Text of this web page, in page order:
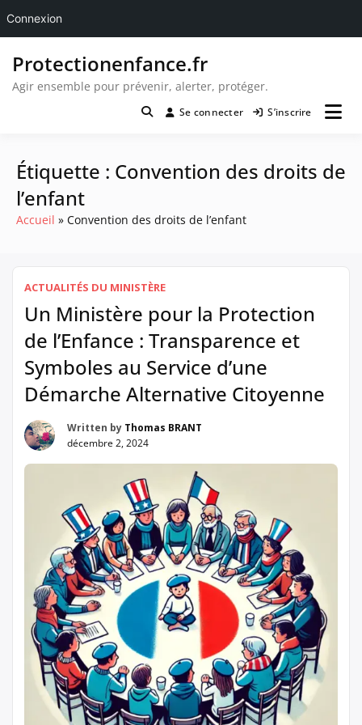
contenu
Protectionenfance.fr
Agir ensemble pour prévenir, alerter, protéger.
Se connecter S’inscrire
Étiquette : Convention des droits de
l’enfant
Accueil Convention des droits de l’enfant
ACTUALITÉS DU MINISTÈRE
Un Ministère pour la Protection
de l’Enfance : Transparence et
Symboles au Service d’une
Démarche Alternative Citoyenne
Written by Thomas BRANT
décembre 2, 2024
Connexion